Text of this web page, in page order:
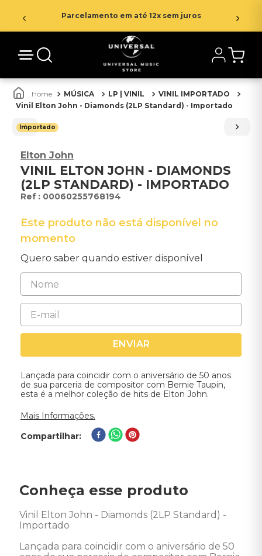
Parcelamento em até 12x sem juros
MÚSICA LP | VINIL
VINIL IMPORTADO
Vinil Elton John - Diamonds (2LP Standard) - Importado
Importado
Elton John
VINIL ELTON JOHN - DIAMONDS
(2LP STANDARD) - IMPORTADO
: 00060255768194
Este produto não está disponível no
momento
Quero saber quando estiver disponível
ENVIAR
Lançada para coincidir com o aniversário de 50 anos
de sua parceria de compositor com Bernie Taupin,
esta é a melhor coleção de hits de Elton John.
Mais Informações.
Compartilhar
Conheça esse produto
Vinil Elton John - Diamonds (2LP Standard) -
Importado
Lançada para coincidir com o aniversário de 50